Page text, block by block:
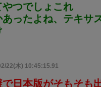
つでしょこれ
ったよね、テキサ
22(木) 10:45:15.91
日本版がそもそも